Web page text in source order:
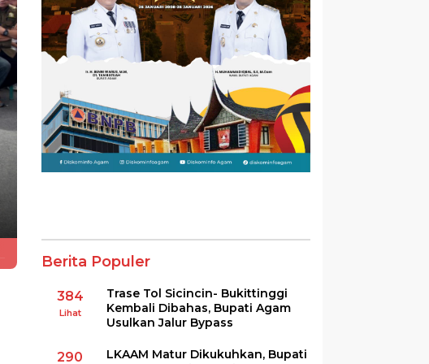
Berita Populer
384
Lihat
Trase Tol Sicincin- Bukittinggi
Kembali Dibahas, Bupati Agam
Usulkan Jalur Bypass
290
LKAAM Matur Dikukuhkan, Bupati